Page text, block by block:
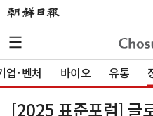
업·벤처 바이오 유통
[2025 표준포럼] 글